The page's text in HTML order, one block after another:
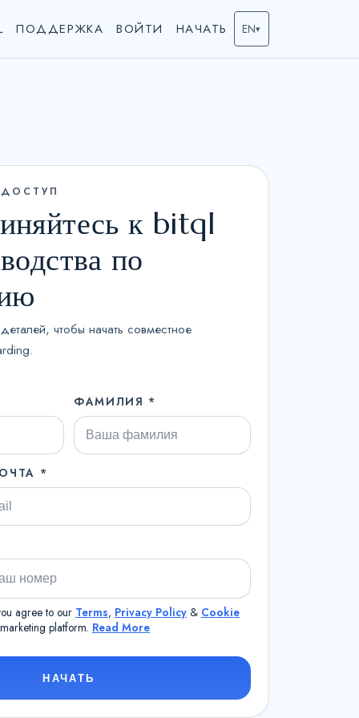
ПОДДЕРЖКА ВОЙТИ НАЧАТЬ EN▾
к bitql
по
чтобы начать совместное
ФАМИЛИЯ *
*
agree to our Terms, Privacy Policy & Cookie
platform. Read More
НАЧАТЬ